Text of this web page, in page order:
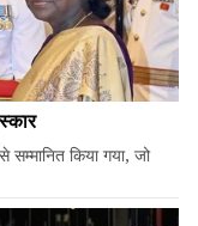
सम्मानित किया गया, जो